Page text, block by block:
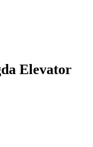
Elevator